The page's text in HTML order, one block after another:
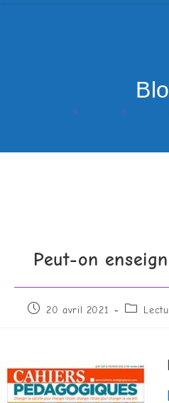
> >
Peut-on
20 avril 2021